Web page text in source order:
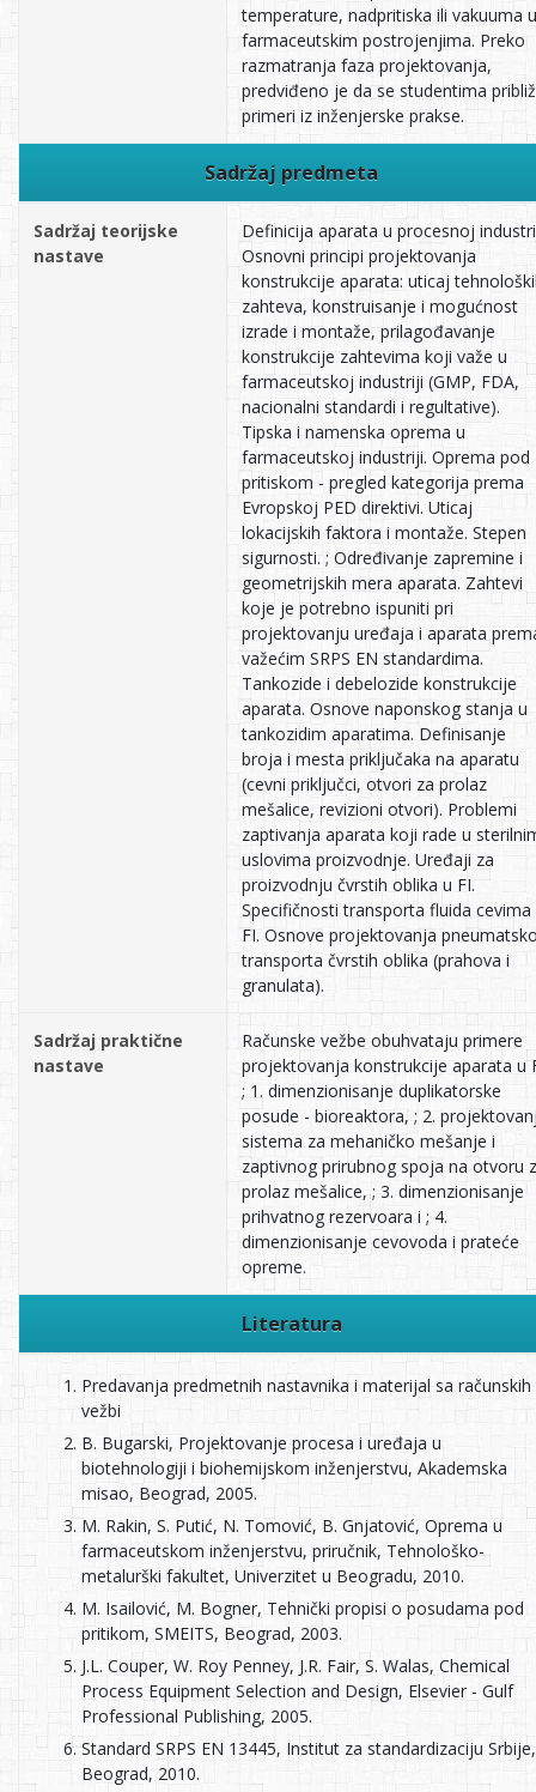
temperature, nadpritiska ili vakuuma u
farmaceutskim postrojenjima. Preko
razmatranja faza projektovanja,
predviđeno je da se studentima
primeri iz inženjerske prakse.
Sadržaj predmeta
Sadržaj teorijske
nastave
Definicija aparata u procesnoj
Osnovni principi projektovanja
konstrukcije aparata: uticaj
zahteva, konstruisanje i mogućnost
izrade i montaže, prilagođavanje
konstrukcije zahtevima koji važe u
farmaceutskoj industriji (GMP, FDA,
nacionalni standardi i regultative).
Tipska i namenska oprema u
farmaceutskoj industriji. Oprema pod
pritiskom - pregled kategorija prema
Evropskoj PED direktivi. Uticaj
lokacijskih faktora i montaže. Stepen
sigurnosti. ; Određivanje zapremine i
geometrijskih mera aparata. Zahtevi
koje je potrebno ispuniti pri
projektovanju uređaja i aparata
važećim SRPS EN standardima.
Tankozide i debelozide konstrukcije
aparata. Osnove naponskog stanja u
tankozidim aparatima. Definisanje
broja i mesta priključaka na aparatu
(cevni priključci, otvori za prolaz
mešalice, revizioni otvori). Problemi
zaptivanja aparata koji rade u
uslovima proizvodnje. Uređaji za
proizvodnju čvrstih oblika u FI.
Specifičnosti transporta fluida cevima
FI. Osnove projektovanja
transporta čvrstih oblika (prahova i
granulata).
Sadržaj praktične
nastave
Računske vežbe obuhvataju primere
projektovanja konstrukcije aparata u
; 1. dimenzionisanje duplikatorske
posude - bioreaktora, ; 2.
sistema za mehaničko mešanje i
zaptivnog prirubnog spoja na otvoru
prolaz mešalice, ; 3. dimenzionisanje
prihvatnog rezervoara i ; 4.
dimenzionisanje cevovoda i prateće
opreme.
Literatura
Predavanja predmetnih nastavnika i materijal sa računskih
vežbi
B. Bugarski, Projektovanje procesa i uređaja u
biotehnologiji i biohemijskom inženjerstvu, Akademska
misao, Beograd, 2005.
M. Rakin, S. Putić, N. Tomović, B. Gnjatović, Oprema u
farmaceutskom inženjerstvu, priručnik, Tehnološko-
metalurški fakultet, Univerzitet u Beogradu, 2010.
M. Isailović, M. Bogner, Tehnički propisi o posudama pod
pritikom, SMEITS, Beograd, 2003.
J.L. Couper, W. Roy Penney, J.R. Fair, S. Walas, Chemical
Process Equipment Selection and Design, Elsevier - Gulf
Professional Publishing, 2005.
Standard SRPS EN 13445, Institut za standardizaciju Srbije,
Beograd, 2010.